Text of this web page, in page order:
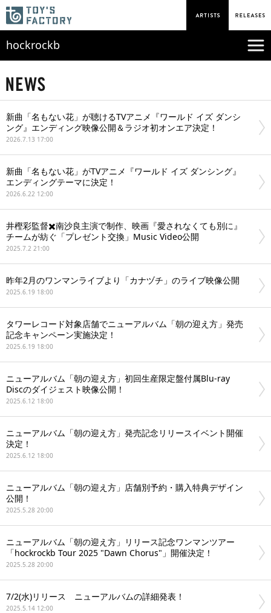
hockrockb
新曲「名もない花」が聴けるTVアニメ『ワールド イズ ダンシ
ング』エンディング映像公開＆ラジオ初オンエア決定！
2026.7.13 17:00
新曲「名もない花」がTVアニメ『ワールド イズ ダンシング』
エンディングテーマに決定！
2026.6.22 12:00
井樫彩監督✖️南沙良主演で制作、映画『愛されなくても別に』
チームが紡ぐ「プレゼント交換」Music Video公開
2025.7.2 21:00
昨年2月のワンマンライブより「カナヅチ」のライブ映像公開
2025.6.19 18:00
タワーレコード対象店舗でニューアルバム「朝の迎え方」発売
記念キャンペーン実施決定！
2025.6.19 18:00
ニューアルバム「朝の迎え方」初回生産限定盤付属Blu-ray
Discのダイジェスト映像公開！
2025.6.12 18:00
ニューアルバム「朝の迎え方」発売記念リリースイベント開催
決定！
2025.6.12 18:00
ニューアルバム「朝の迎え方」店舗別予約・購入特典デザイン
公開！
2025.5.28 20:00
ニューアルバム「朝の迎え方」リリース記念ワンマンツアー
「hockrockb Tour 2025 "Dawn Chorus"」開催決定！
2025.5.28 20:00
7/2(水)リリース ニューアルバムの詳細発表！
2025.5.14 12:00